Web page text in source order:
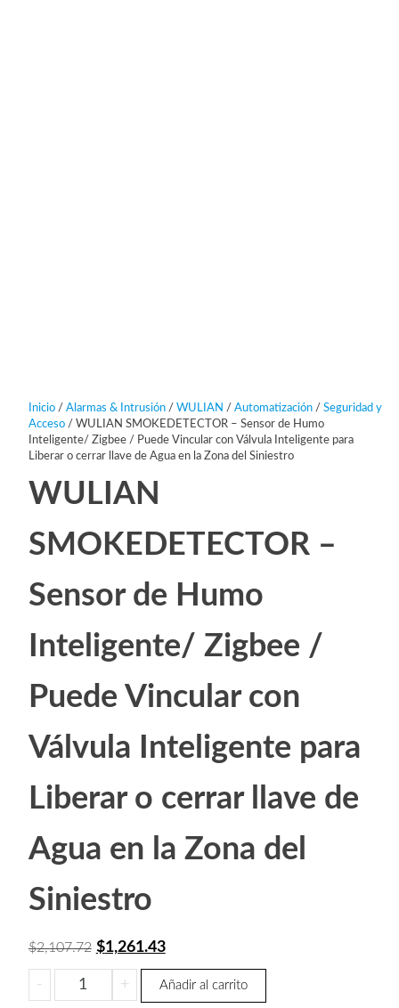
Inicio/ Alarmas & Intrusión/ WULIAN / Automatización/ Seguridad y
Acceso/ WULIAN SMOKEDETECTOR – Sensor de Humo
Inteligente/ Zigbee / Puede Vincular con Válvula Inteligente para
Liberar o cerrar llave de Agua en la Zona del Siniestro
WULIAN
SMOKEDETECTOR –
Sensor de Humo
Inteligente/ Zigbee /
Puede Vincular con
Válvula Inteligente para
Liberar o cerrar llave de
Agua en la Zona del
Siniestro
$2,107.72 El
precio
original
$1,261.43El
precio
-
WULIAN
SMOKEDETECTOR
+ Añadir al carrito